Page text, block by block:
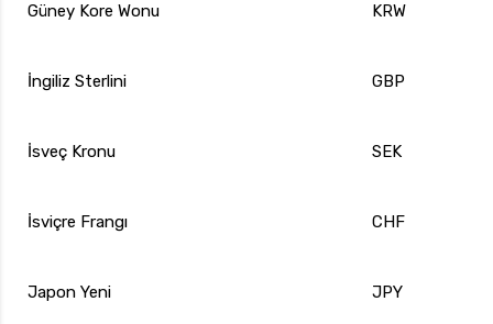
Güney Kore Wonu KRW
İngiliz Sterlini GBP
İsveç Kronu SEK
İsviçre Frangı CHF
Japon Yeni JPY